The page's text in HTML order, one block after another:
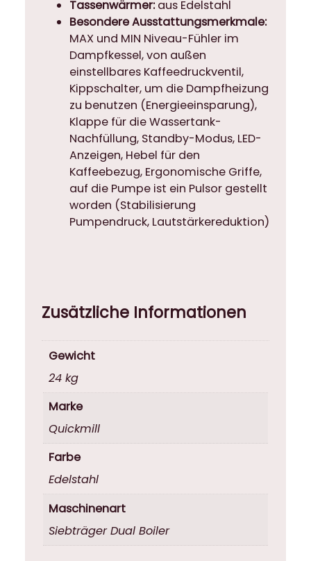
Tassenwärmer: aus Edelstahl
Besondere Ausstattungsmerkmale:
MAX und MIN Niveau-Fühler im
Dampfkessel, von außen
einstellbares Kaffeedruckventil,
Kippschalter, um die Dampfheizung
zu benutzen (Energieeinsparung),
Klappe für die Wassertank-
Nachfüllung, Standby-Modus, LED-
Anzeigen, Hebel für den
Kaffeebezug, Ergonomische Griffe,
auf die Pumpe ist ein Pulsor gestellt
worden (Stabilisierung
Pumpendruck, Lautstärkereduktion)
Zusätzliche Informationen
Gewicht
24 kg
Marke
Quickmill
Farbe
Edelstahl
Maschinenart
Siebträger Dual Boiler